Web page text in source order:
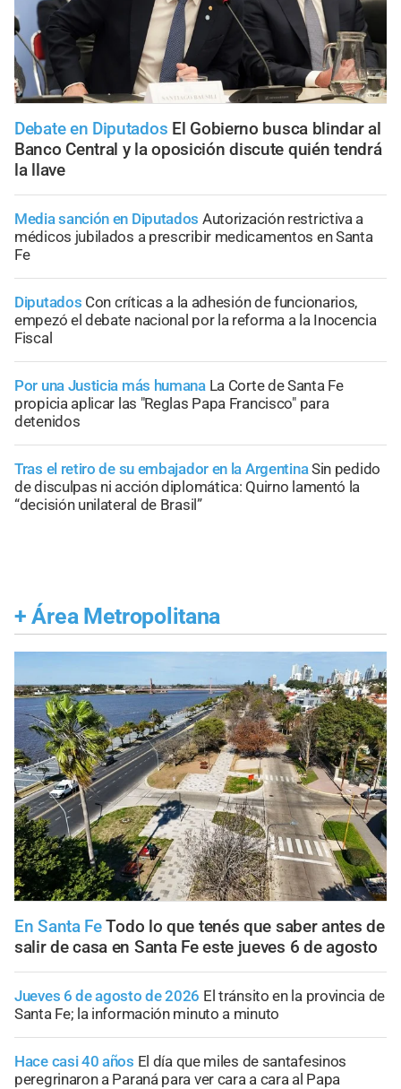
Debate en Diputados El Gobierno busca blindar al
Banco Central y la oposición discute quién tendrá
la llave
Media sanción en Diputados Autorización restrictiva a
médicos jubilados a prescribir medicamentos en Santa
Fe
Diputados Con críticas a la adhesión de funcionarios,
empezó el debate nacional por la reforma a la Inocencia
Fiscal
Por una Justicia más humana La Corte de Santa Fe
propicia aplicar las "Reglas Papa Francisco" para
detenidos
Tras el retiro de su embajador en la ArgentinaSin pedido
de disculpas ni acción diplomática: Quirno lamentó la
“decisión unilateral de Brasil”
+ Área Metropolitana
En Santa Fe Todo lo que tenés que saber antes de
salir de casa en Santa Fe este jueves 6 de agosto
Jueves 6 de agosto de 2026 El tránsito en la provincia de
Santa Fe; la información minuto a minuto
Hace casi 40 años El día que miles de santafesinos
peregrinaron a Paraná para ver cara a cara al Papa